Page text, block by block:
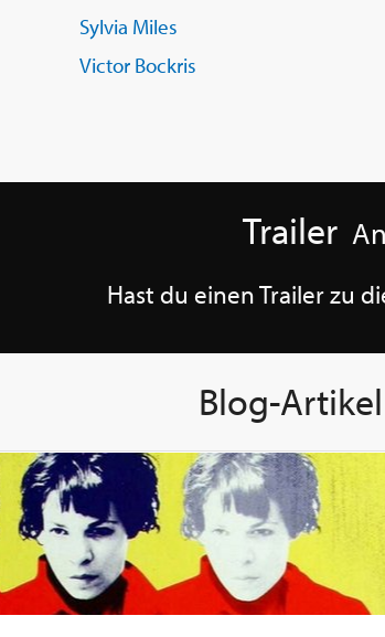
Sylvia Miles
Victor Bockris
Trailer
Hast du einen Trailer zu
Blog-Artikel